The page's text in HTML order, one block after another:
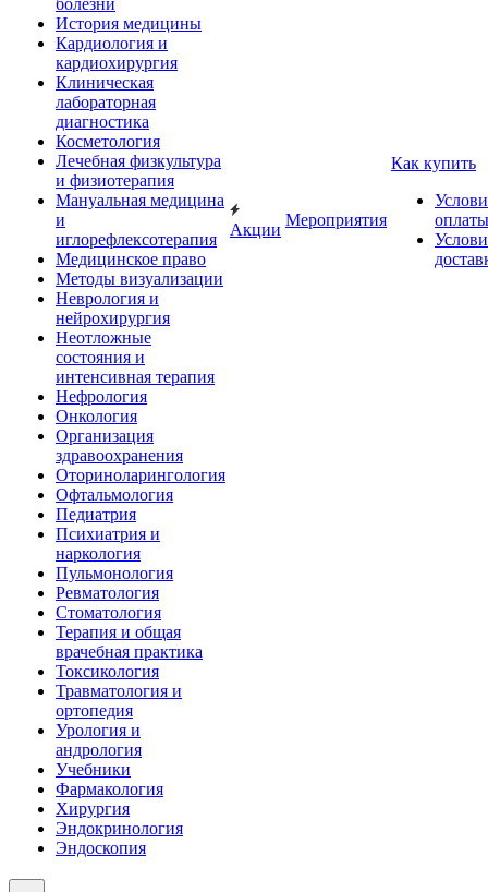
болезни
История медицины
Кардиология и
кардиохирургия
Клиническая
лабораторная
диагностика
Косметология
Лечебная физкультура
и физиотерапия
Мануальная медицина
и
иглорефлексотерапия
Медицинское право
Методы визуализации
Неврология и
нейрохирургия
Неотложные
состояния и
интенсивная терапия
Нефрология
Онкология
Организация
здравоохранения
Оториноларингология
Офтальмология
Педиатрия
Психиатрия и
наркология
Пульмонология
Ревматология
Стоматология
Терапия и общая
врачебная практика
Токсикология
Травматология и
ортопедия
Урология и
андрология
Учебники
Фармакология
Хирургия
Эндокринология
Эндоскопия
Акции
Мероприятия
Как купить
оплаты